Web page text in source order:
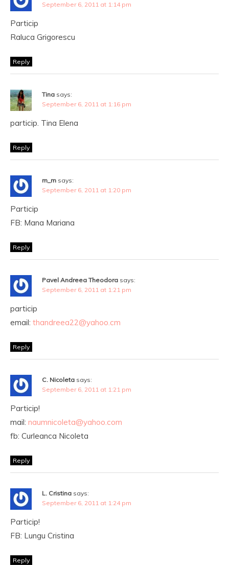
September 6, 2011 at 1:14 pm
Particip
Raluca Grigorescu
Reply
Tina says:
September 6, 2011 at 1:16 pm
particip. Tina Elena
Reply
m_m says:
September 6, 2011 at 1:20 pm
Particip
FB: Mana Mariana
Reply
Pavel Andreea Theodora says:
September 6, 2011 at 1:21 pm
particip
email: thandreea22@yahoo.cm
Reply
C. Nicoleta says:
September 6, 2011 at 1:21 pm
Particip!
mail: naumnicoleta@yahoo.com
fb: Curleanca Nicoleta
Reply
L. Cristina says:
September 6, 2011 at 1:24 pm
Particip!
FB: Lungu Cristina
Reply